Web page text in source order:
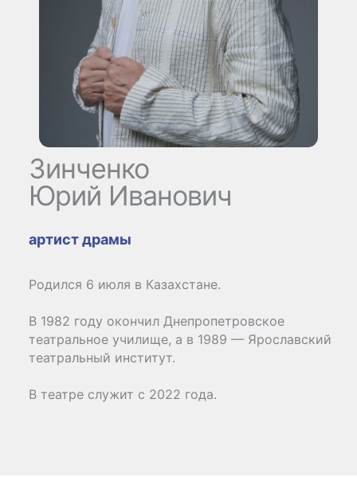
Зинченко
Юрий Иванович
артист драмы
Родился 6 июля в Казахстане.
В 1982 году окончил Днепропетровское
театральное училище, а в 1989 — Ярославский
театральный институт.
В театре служит с 2022 года.